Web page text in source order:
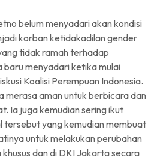
belum menyadari akan kondisi
korban ketidakadilan gender
tidak ramah terhadap
baru menyadari ketika mulai
Koalisi Perempuan Indonesia.
merasa aman untuk berbicara dan
Ia juga kemudian sering ikut
tersebut yang kemudian membuat
untuk melakukan perubahan
dan di DKI Jakarta secara